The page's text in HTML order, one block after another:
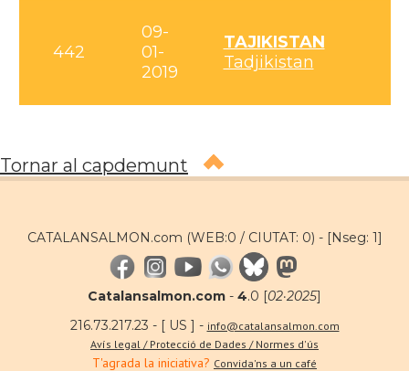
442
09-
01-
2019
TAJIKISTAN
Tadjikistan
Tornar al capdemunt
CATALANSALMON.com (WEB:0 / CIUTAT: 0) - [Nseg: 1]
Catalansalmon.com - 4.0 [02·2025]
216.73.217.23 - [ US ] - info@catalansalmon.com
Avís legal / Protecció de Dades / Normes d'ús
T'agrada la iniciativa? Convida'ns a un café